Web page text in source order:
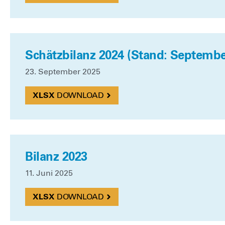
Schätzbilanz 2024 (Stand:
23. Sep­tem­ber 2025
DOWN­LOAD
Bilanz 2023
11. Juni 2025
DOWN­LOAD